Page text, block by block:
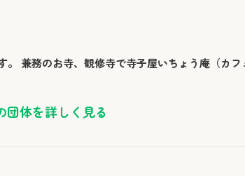
。 兼務のお寺、観修寺で寺子屋いちょう庵（カフ
団体を詳しく見る